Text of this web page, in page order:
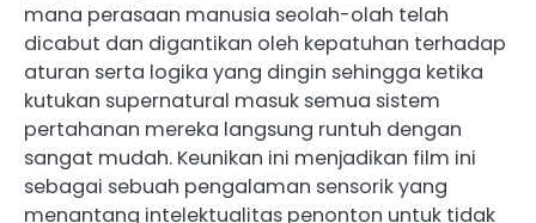
mana perasaan manusia seolah-olah telah
dicabut dan digantikan oleh kepatuhan terhadap
aturan serta logika yang dingin sehingga ketika
kutukan supernatural masuk semua sistem
pertahanan mereka langsung runtuh dengan
sangat mudah. Keunikan ini menjadikan film ini
sebagai sebuah pengalaman sensorik yang
menantang intelektualitas penonton untuk tidak